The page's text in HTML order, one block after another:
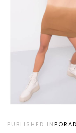
PUBLISHED IN